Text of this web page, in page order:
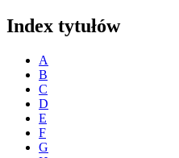
Index tytułów
A
B
C
D
E
F
G